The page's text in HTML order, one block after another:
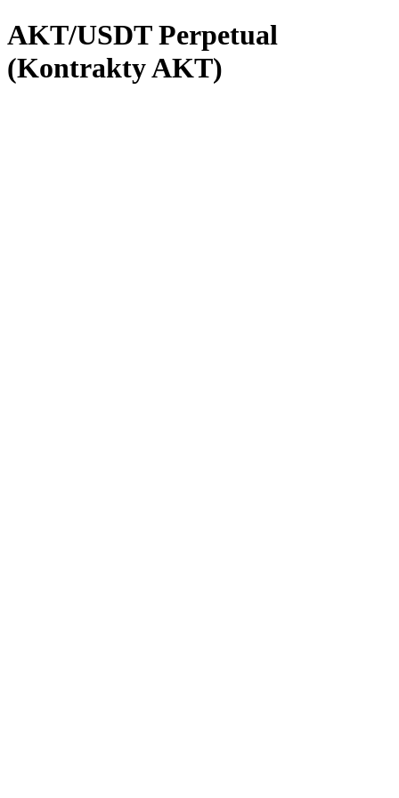
AKT/USDT Perpetual
(Kontrakty AKT)